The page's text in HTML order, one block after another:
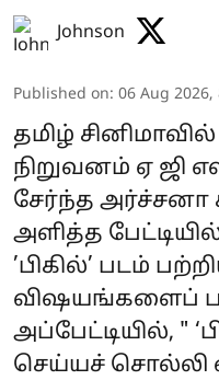
Johnson
Published on: 06 Aug 2026,
தமிழ் சினிமாவில்
நிறுவனம் ஏ ஜி
சேர்ந்த அர்ச்சனா
அளித்த
’பிகில்’ படம்
விஷயங்களைப்
அப்பேட்டியில், "
செய்யச்